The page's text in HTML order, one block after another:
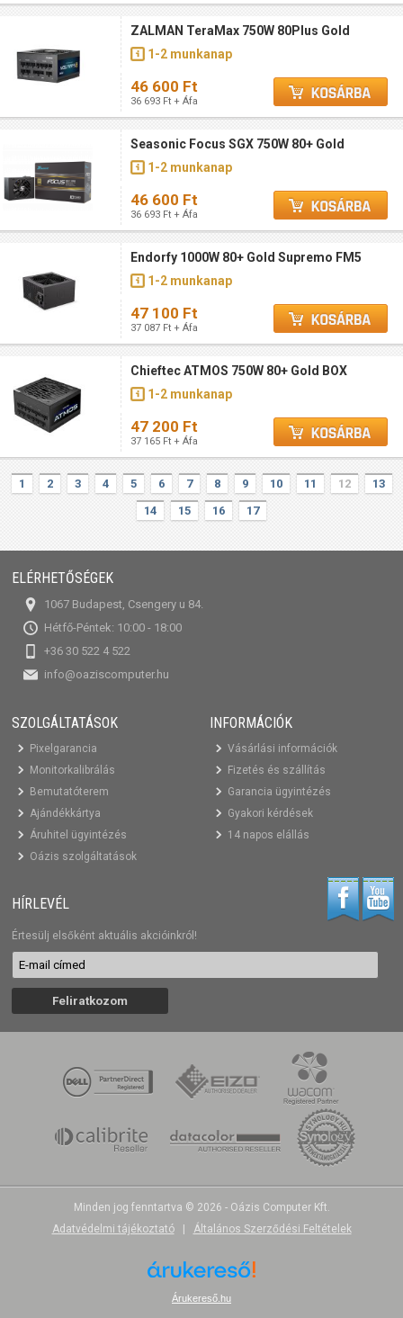
ZALMAN TeraMax 750W 80Plus Gold
1-2 munkanap
46 600 Ft
36 693 Ft + Áfa
Seasonic Focus SGX 750W 80+ Gold
1-2 munkanap
46 600 Ft
36 693 Ft + Áfa
Endorfy 1000W 80+ Gold Supremo FM5
1-2 munkanap
47 100 Ft
37 087 Ft + Áfa
Chieftec ATMOS 750W 80+ Gold BOX
1-2 munkanap
47 200 Ft
37 165 Ft + Áfa
1 2 3 4 5 6 7 8 9 10 11 12
13
14
15 16 17
ELÉRHETŐSÉGEK
1067 Budapest, Csengery u 84.
Hétfő-Péntek: 10:00 - 18:00
+36 30 522 4 522
info@oaziscomputer.hu
SZOLGÁLTATÁSOK
Pixelgarancia
Monitorkalibrálás
Bemutatóterem
Ajándékkártya
Áruhitel ügyintézés
Oázis szolgáltatások
INFORMÁCIÓK
Vásárlási információk
Fizetés és szállítás
Garancia ügyintézés
Gyakori kérdések
14 napos elállás
HÍRLEVÉL
Értesülj elsőként aktuális akcióinkról!
Minden jog fenntartva © 2026 - Oázis Computer Kft.
Adatvédelmi tájékoztató
Általános Szerződési Feltételek
Árukereső.hu